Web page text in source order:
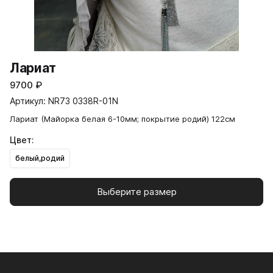
Лариат
9700 ₽
Артикул: NR73 0338R-01N
Лариат (Майорка белая 6-10мм; покрытие родий) 122см
Цвет:
белый,родий
Выберите размер